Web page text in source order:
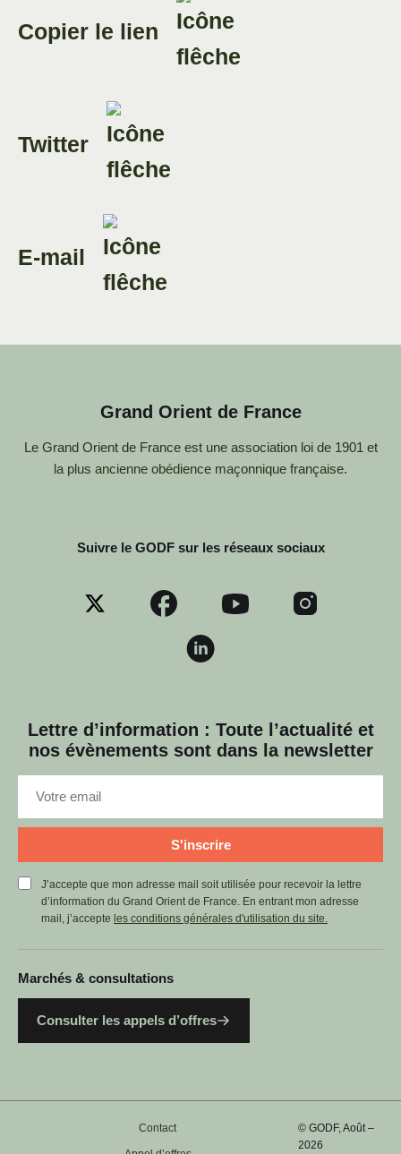
Copier le lien
Twitter
E-mail
Grand Orient de France
Le Grand Orient de France est une association loi de 1901 et
la plus ancienne obédience maçonnique française.
Suivre le GODF sur les réseaux sociaux
Lettre d’information : Toute l’actualité et
nos évènements sont dans la newsletter
S'inscrire
J’accepte que mon adresse mail soit utilisée pour recevoir la lettre
d’information du Grand Orient de France. En entrant mon adresse
mail, j’accepte les conditions générales d'utilisation du site.
Marchés & consultations
Consulter les appels d’offres
Contact
© GODF, Août –
2026